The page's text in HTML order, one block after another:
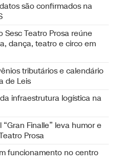
são confirmados na
Sesc Teatro Prosa reúne
dança, teatro e circo em
tributários e calendário
de Leis
infraestrutura logística na
Finalle” leva humor e
Prosa
funcionamento no centro